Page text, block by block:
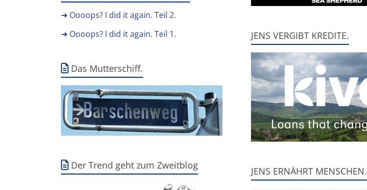
➜ Oooops? I did it again. Teil 2.
➜ Oooops? I did it again. Teil 1.
Das Mutterschiff.
Der Trend geht zum Zweitblog
JENS VERGIBT KREDITE.
JENS ERNÄHRT MENSCHEN.